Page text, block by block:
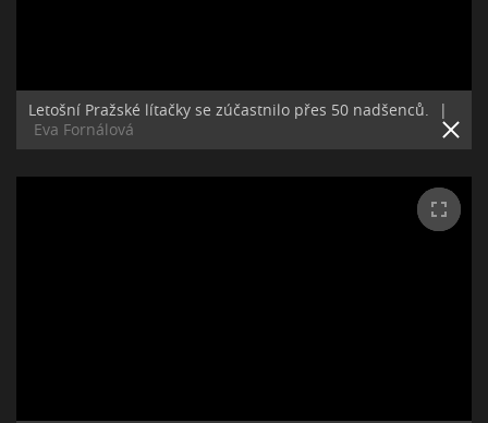
Letošní Pražské lítačky se zúčastnilo přes 50 nadšenců.
|
Eva Fornálová